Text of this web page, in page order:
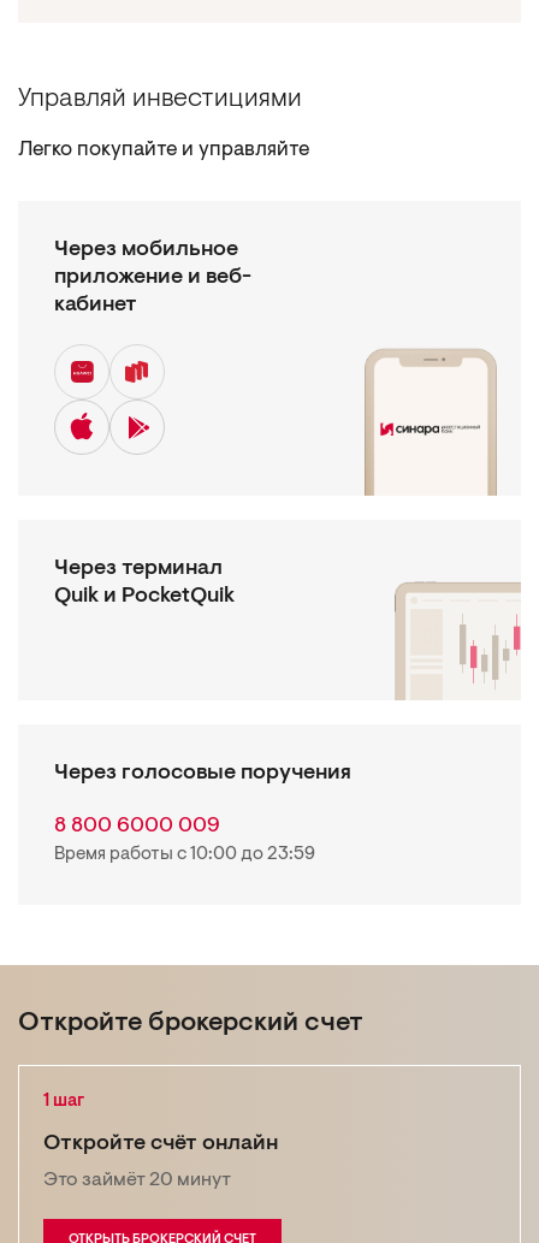
Управляй инвестициями
Легко покупайте и управляйте
Через мобильное
приложение и веб-
кабинет
Через терминал
Quik и PocketQuik
Через голосовые поручения
8 800 6000 009
Время работы с 10:00 до 23:59
Откройте брокерский счет
1 шаг
Откройте счёт онлайн
Это займёт 20 минут
ОТКРЫТЬ БРОКЕРСКИЙ СЧЕТ